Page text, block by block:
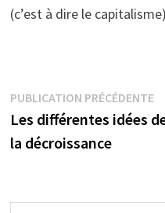
(c’est à dire le
Navigation
de
PUBLICATION PRÉCÉDENTE
Les différentes idées
la décroissance